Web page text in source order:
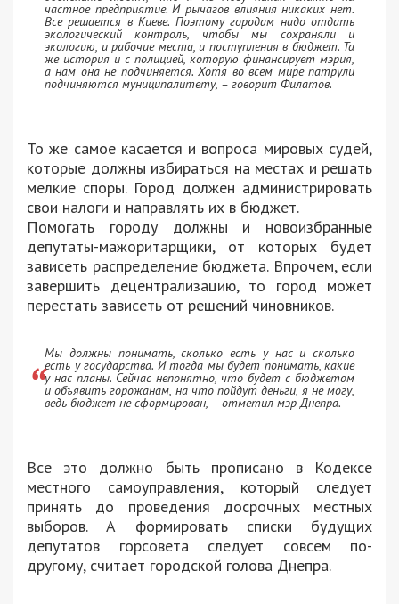
частное предприятие. И рычагов влияния никаких нет.
Все решается в Киеве. Поэтому городам надо отдать
экологический контроль, чтобы мы сохраняли и
экологию, и рабочие места, и поступления в бюджет. Та
же история и с полицией, которую финансирует мэрия,
а нам она не подчиняется. Хотя во всем мире патрули
подчиняются муниципалитету, – говорит Филатов.
То же самое касается и вопроса мировых судей,
которые должны избираться на местах и решать
мелкие споры. Город должен администрировать
свои налоги и направлять их в бюджет.
Помогать городу должны и новоизбранные
депутаты-мажоритарщики, от которых будет
зависеть распределение бюджета. Впрочем, если
завершить децентрализацию, то город может
перестать зависеть от решений чиновников.
Мы должны понимать, сколько есть у нас и сколько
есть у государства. И тогда мы будет понимать, какие
у нас планы. Сейчас непонятно, что будет с бюджетом
и объявить горожанам, на что пойдут деньги, я не могу,
ведь бюджет не сформирован, – отметил мэр Днепра.
Все это должно быть прописано в Кодексе
местного самоуправления, который следует
принять до проведения досрочных местных
выборов. А формировать списки будущих
депутатов горсовета следует совсем по-
другому, считает городской голова Днепра.